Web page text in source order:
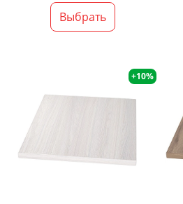
Выбрать
+10%